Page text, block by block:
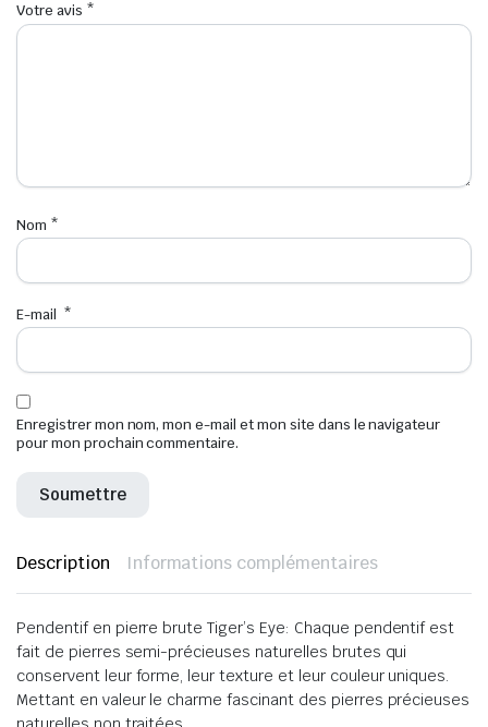
Votre avis *
Nom *
E-mail *
Enregistrer mon nom, mon e-mail et mon site dans le navigateur
pour mon prochain commentaire.
Description Informations complémentaires
Pendentif en pierre brute Tiger’s Eye: Chaque pendentif est
fait de pierres semi-précieuses naturelles brutes qui
conservent leur forme, leur texture et leur couleur uniques.
Mettant en valeur le charme fascinant des pierres précieuses